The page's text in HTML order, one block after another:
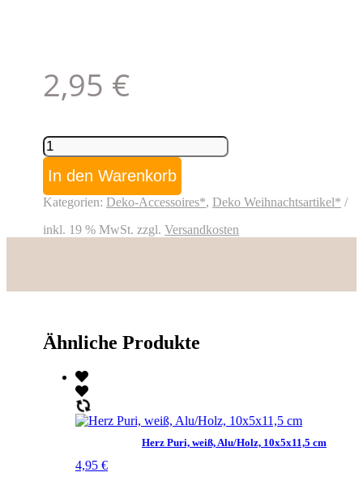
2,95 €
Kugel
Set
Glossy,
Glas,
6x6x6
Menge
In den Warenkorb
Kategorien: Deko-Accessoires*, Deko Weihnachtsartikel*
inkl. 19 % MwSt. zzgl. Versandkosten
Ähnliche Produkte
Herz Puri, weiß, Alu/Holz, 10x5x11,5 cm
4,95 €